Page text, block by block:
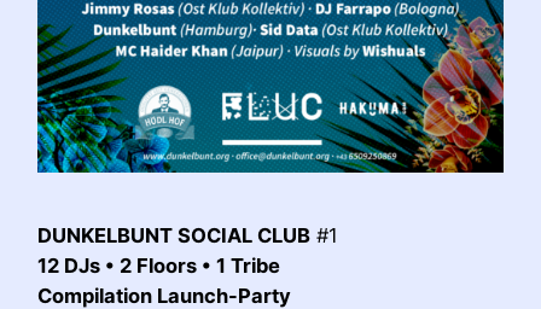
DUNKELBUNT SOCIAL CLUB #1
12 DJs • 2 Floors • 1 Tribe
Compilation Launch-Party